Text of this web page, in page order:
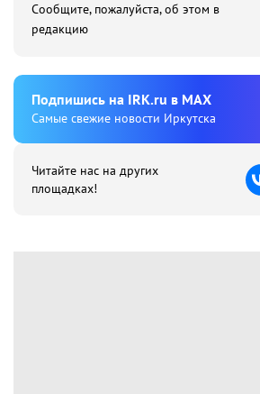
Сообщите, пожалуйста, об этом в
редакцию
Подпишиcь на IRK.ru в MAX
Cамые свежие новости Иркутска
Читайте нас на других
площадках!